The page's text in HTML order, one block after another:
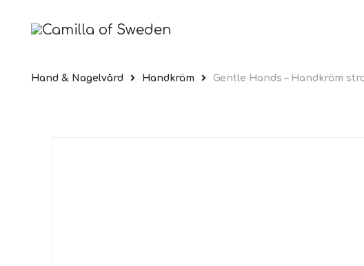
Hand & Nagelvård Handkräm Gentle Hands – Handkräm